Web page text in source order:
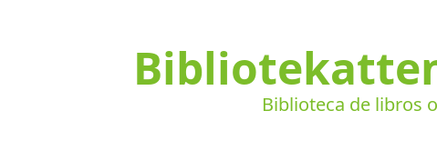
Biblioteca de libros